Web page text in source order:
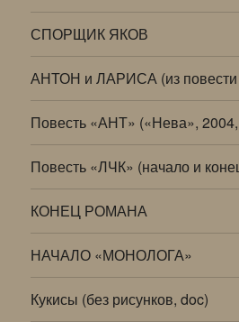
СПОРЩИК ЯКОВ
АНТОН и ЛАРИСА (из
Повесть «АНТ» («Нева»,
Повесть «ЛЧК» (начало и
КОНЕЦ РОМАНА
НАЧАЛО «МОНОЛОГА»
Кукисы (без рисунков, doc)